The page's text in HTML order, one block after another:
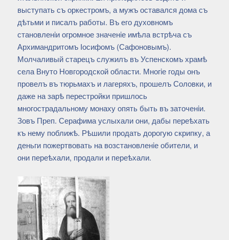
выступать съ оркестромъ, а мужъ оставался дома съ
дѣтьми и писалъ работы. Въ его духовномъ
становленiи огромное значенiе имѣла встрѣча съ
Архимандритомъ Iосифомъ (Сафоновымъ).
Молчаливый старецъ служилъ въ Успенскомъ храмѣ
села Внуто Новгородской области. Многiе годы онъ
провелъ въ тюрьмахъ и лагеряхъ, прошелъ Соловки, и
даже на зарѣ перестройки пришлось
многострадальному монаху опять быть въ заточенiи.
Зовъ Преп. Серафима услыхали они, дабы переѣхать
къ нему поближѣ. Рѣшили продать дорогую скрипку, а
деньги пожертвовать на возстановленiе обители, и
они переѣхали, продали и переѣхали.